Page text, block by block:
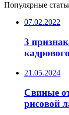
Популярные
07.02.2022
3
21.05.2024
Свиные
рисовой